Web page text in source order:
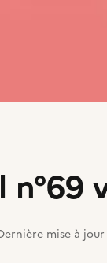
n°69
mise à